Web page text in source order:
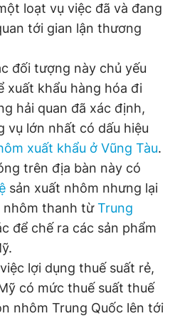
thoại
Liên hệ quảng cáo
0908 780 404
Tòa soạn Chính sách bảo
Hải Thành
loạt vụ việc đã và đang
tới gian lận thương
đối tượng này chủ yếu
xuất khẩu hàng hóa đi
hải quan đã xác định,
vụ lớn nhất có dấu hiệu
xuất khẩu ở Vũng Tàu.
trên địa bàn này có
sản xuất nhôm nhưng lại
nhôm thanh từTrung
để chế ra các sản phẩm
lợi dụng thuế suất rẻ,
có mức thuế suất thuế
nhôm Trung Quốc lên tới